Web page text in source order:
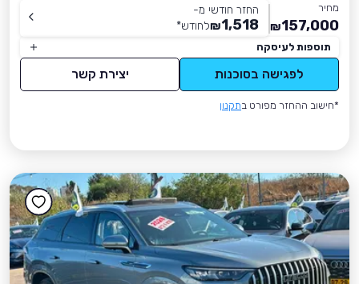
מחיר
157,000
₪
החזר חודשי מ-
1,518
₪לחודש*
תוספות לעיסקה
לפגישה בסוכנות יצירת קשר
*חישוב ההחזר מפורט בתקנון